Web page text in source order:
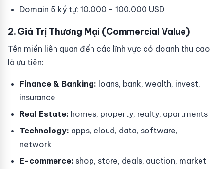
Domain 5 ký tự: 10.000 - 100.000 USD
2. Giá Trị Thương Mại (Commercial Value)
Tên miền liên quan đến các lĩnh vực có doanh thu cao
là ưu tiên:
Finance & Banking: loans, bank, wealth, invest,
insurance
Real Estate: homes, property, realty, apartments
Technology: apps, cloud, data, software,
network
E-commerce: shop, store, deals, auction, market